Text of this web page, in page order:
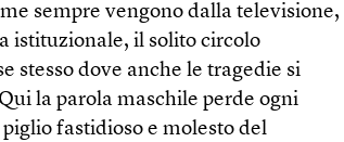
sempre vengono dalla televisione,
istituzionale, il solito circolo
stesso dove anche le tragedie si
la parola maschile perde ogni
fastidioso e molesto del